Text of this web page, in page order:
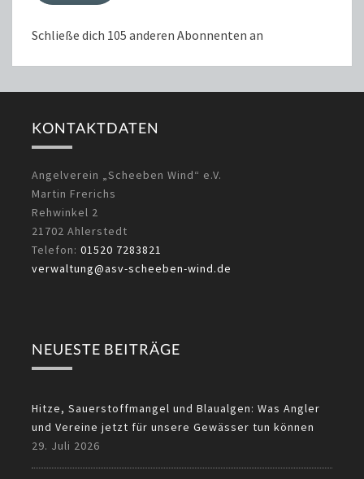
Schließe dich 105 anderen Abonnenten an
KONTAKTDATEN
Angelverein „Scheeben Wind“ e.V.
Martin Frerichs
Rehwinkel 2
21702 Ahlerstedt
Telefon: 01520 7283821
verwaltung@asv-scheeben-wind.de
NEUESTE BEITRÄGE
Hitze, Sauerstoffmangel und Blaualgen: Was Angler
und Vereine jetzt für unsere Gewässer tun können
29. Juli 2026